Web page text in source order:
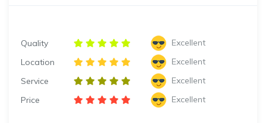
Quality
Excellent
Location
Excellent
Service
Excellent
Price
Excellent